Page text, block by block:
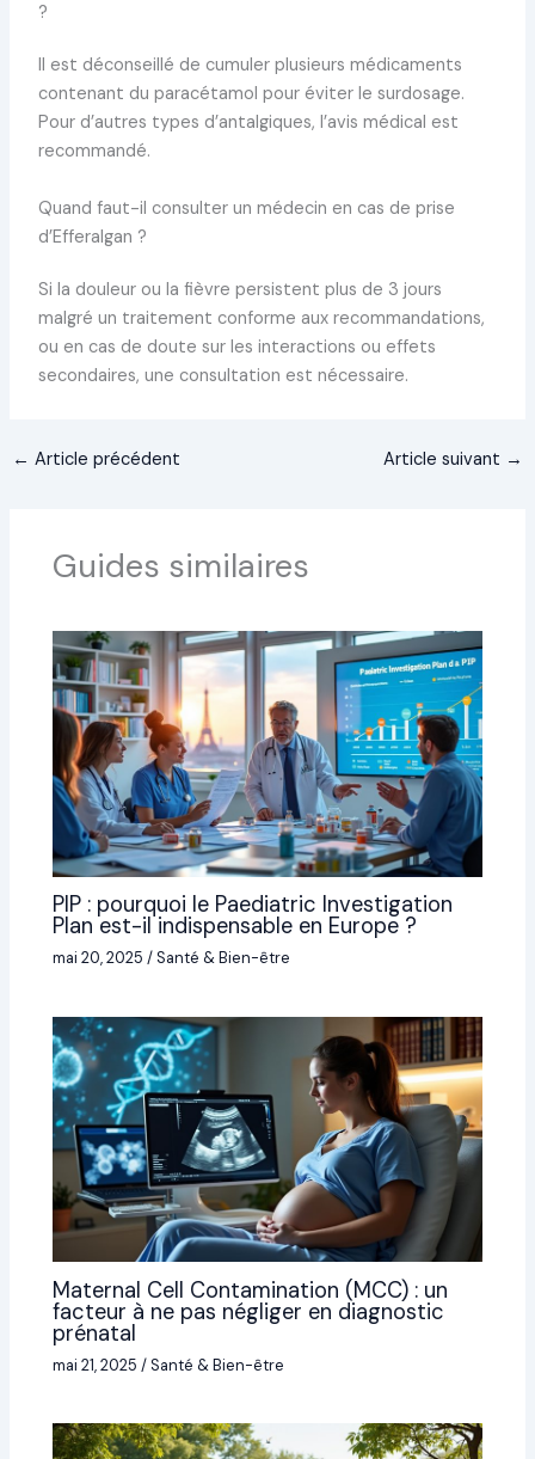
?
Il est déconseillé de cumuler plusieurs médicaments
contenant du paracétamol pour éviter le surdosage.
Pour d’autres types d’antalgiques, l’avis médical est
recommandé.
Quand faut-il consulter un médecin en cas de prise
d’Efferalgan ?
Si la douleur ou la fièvre persistent plus de 3 jours
malgré un traitement conforme aux recommandations,
ou en cas de doute sur les interactions ou effets
secondaires, une consultation est nécessaire.
← Article précédent Article suivant →
Guides similaires
PIP : pourquoi le Paediatric Investigation
Plan est-il indispensable en Europe ?
mai 20, 2025/Santé & Bien-être
Maternal Cell Contamination (MCC) : un
facteur à ne pas négliger en diagnostic
prénatal
mai 21, 2025/Santé & Bien-être